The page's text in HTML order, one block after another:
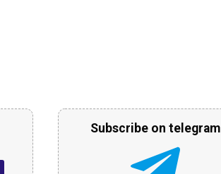
Subscribe on telegram